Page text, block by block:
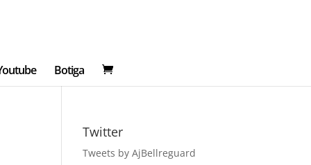
Botiga
Twitter
Tweets by AjBellreguard